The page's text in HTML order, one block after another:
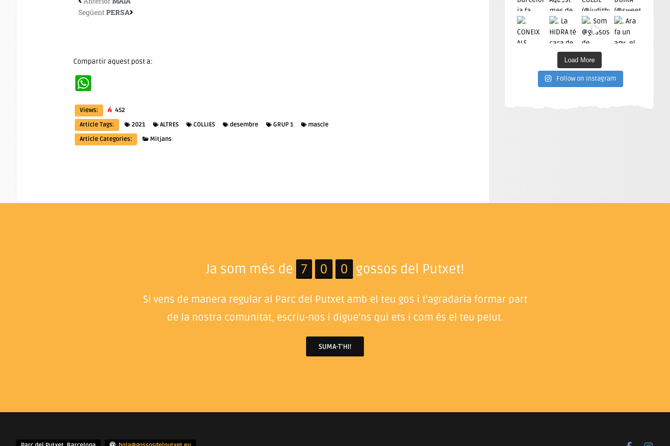
SegüentPERSA
Compartir aquest post a:
Views:
452
Article Tags:
2021 ALTRES COLLIES desembre GRUP 1
mascle
Article Categories:
Mitjans
Load More
Follow on Instagram
Ja som més de 7 0 0 gossos del Putxet!
Si vens de manera regular al Parc del Putxet amb el teu gos i t'agradaria formar part
de la nostra comunitat, escriu-nos i digue'ns qui ets i com és el teu pelut.
SUMA-T'HI!